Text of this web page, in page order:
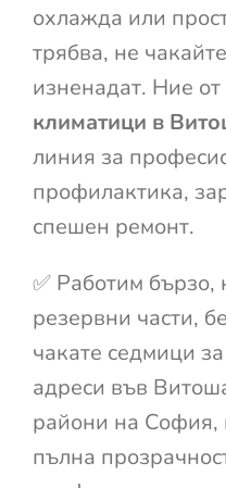
охлажда или
трябва, не
изненадат. Ние от
климатици в
линия за
профилактика,
спешен ремонт.
✅ Работим бързо,
резервни части,
чакате седмици
адреси във
райони на София,
пълна